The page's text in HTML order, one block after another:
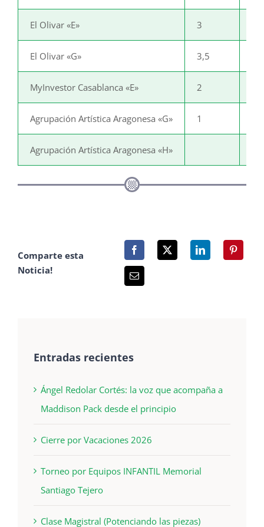
El Olivar «E» 3
El Olivar «G» 3,5
MyInvestor Casablanca «E» 2
Agrupación Artística Aragonesa «G» 1
Agrupación Artística Aragonesa «H»
Comparte esta
Noticia!
Entradas recientes
Ángel Redolar Cortés: la voz que acompaña a
Maddison Pack desde el principio
Cierre por Vacaciones 2026
Torneo por Equipos INFANTIL Memorial
Santiago Tejero
Clase Magistral (Potenciando las piezas)